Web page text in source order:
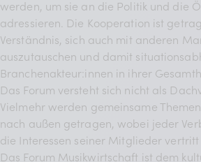
werden, um sie an die Politik und die
adressieren. Die Kooperation ist
Verständnis, sich auch mit anderen
auszutauschen und damit
Branchenakteur:innen in ihrer
Das Forum versteht sich nicht als
Vielmehr werden gemeinsame
nach außen getragen, wobei jeder
die Interessen seiner Mitglieder vertritt
Das Forum Musikwirtschaft ist dem